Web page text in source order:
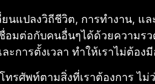
นแปลงวิถีชีวิต, การทำงาน, แ
อมต่อกับคนอื่นๆได้ด้วยความร
การตั้งเวลา ทำให้เราไม่ต้อ
รศัพท์ตามสิ่งที่เราต้องการ ไ